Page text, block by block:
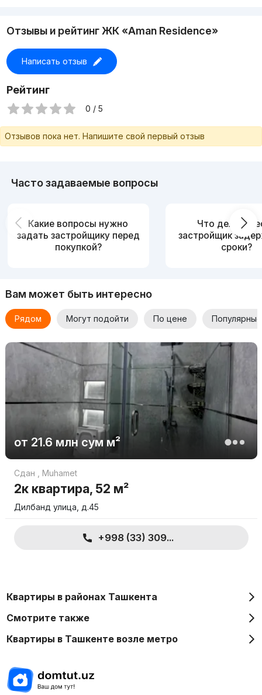
Отзывы и рейтинг ЖК «Aman Residence»
Написать отзыв
Рейтинг
0 / 5
Отзывов пока нет. Напишите свой первый отзыв
Часто задаваемые вопросы
Какие вопросы нужно
задать застройщику перед
покупкой?
Что делать,
застройщик
сроки?
Вам может быть интересно
Рядом Могут подойти По цене Популярные
от 21.6 млн сум м²
Сдан Muhamet
2к квартира, 52 м²
Дилбанд улица, д.45
+998 (33) 309...
Квартиры в районах Ташкента
Смотрите также
Квартиры в Ташкенте возле метро